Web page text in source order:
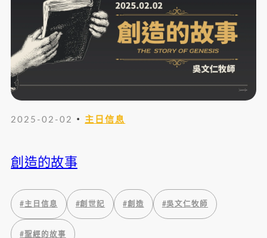
2025-02-02 ・ 主日信息
創造的故事
#主日信息 #創世記 #創造 #吳文仁牧師
#聖經的故事